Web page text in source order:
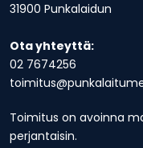
31900 Punkalaidun
Ota yhteyttä:
02 7674256
Toimitus on avoinna
perjantaisin.